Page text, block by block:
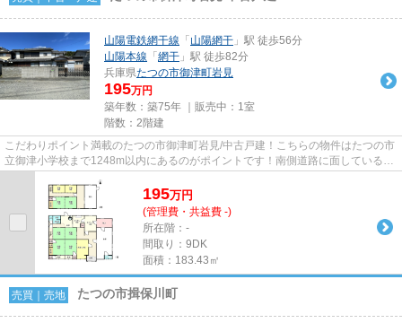
山陽電鉄網干線 「 山陽網干 」駅 徒歩56分
山陽本線 「 網干 」駅 徒歩82分
兵庫県たつの市御津町岩見
195万円
築年数：築75年 ｜販売中： 1室
階数：2階建
こだわりポイント満載のたつの市御津町岩見/中古戸建！こちらの物件はたつの市
立御津小学校まで1248m以内にあるのがポイントです！南側道路に面しているた
195万円
(管理費・共益費 -)
所在階：-
間取り：9DK
面積：183.43㎡
売買｜売地 たつの市揖保川町